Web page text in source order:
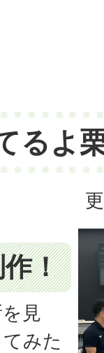
るよ
！
見
みた